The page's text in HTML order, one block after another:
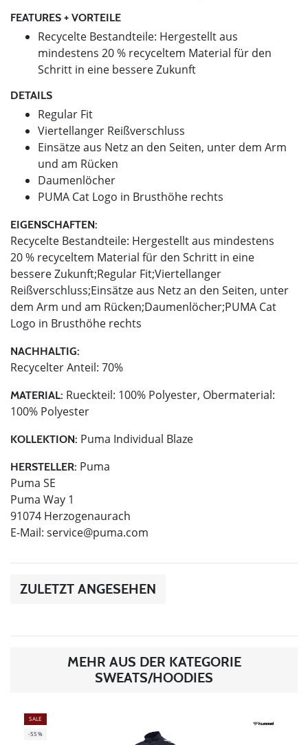
FEATURES + VORTEILE
Recycelte Bestandteile: Hergestellt aus
mindestens 20 % recyceltem Material für den
Schritt in eine bessere Zukunft
DETAILS
Regular Fit
Viertellanger Reißverschluss
Einsätze aus Netz an den Seiten, unter dem Arm
und am Rücken
Daumenlöcher
PUMA Cat Logo in Brusthöhe rechts
EIGENSCHAFTEN:
Recycelte Bestandteile: Hergestellt aus mindestens
20 % recyceltem Material für den Schritt in eine
bessere Zukunft;Regular Fit;Viertellanger
Reißverschluss;Einsätze aus Netz an den Seiten, unter
dem Arm und am Rücken;Daumenlöcher;PUMA Cat
Logo in Brusthöhe rechts
NACHHALTIG:
Recycelter Anteil: 70%
MATERIAL: Rueckteil: 100% Polyester, Obermaterial:
100% Polyester
KOLLEKTION: Puma Individual Blaze
HERSTELLER: Puma
Puma SE
Puma Way 1
91074 Herzogenaurach
E-Mail: service@puma.com
ZULETZT ANGESEHEN
MEHR AUS DER KATEGORIE
SWEATS/HOODIES
SALE
-55%